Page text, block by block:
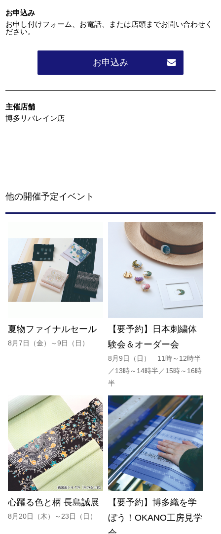
お申込み
お申し付けフォーム、お電話、または店頭までお問い合わせく
ださい。
お申込み
主催店舗
博多リバレイン店
他の開催予定イベント
夏物ファイナルセール
8月7日（金）～9日（日）
【要予約】日本刺繍体
験会＆オーダー会
8月9日（日） 11時～12時半
／13時～14時半／15時～16時
半
心躍る色と柄 長島誠展
8月20日（木）～23日（日）
【要予約】博多織を学
ぼう！OKANO工房見学